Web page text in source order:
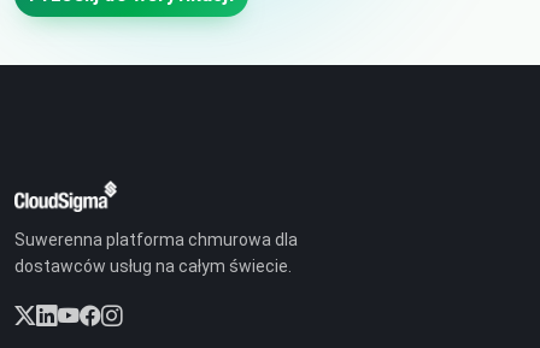
Suwerenna platforma chmurowa dla
dostawców usług na całym świecie.